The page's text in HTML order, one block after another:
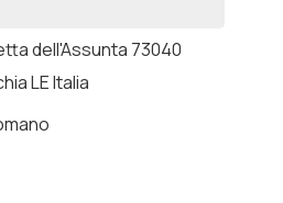
dell'Assunta 73040
LE Italia